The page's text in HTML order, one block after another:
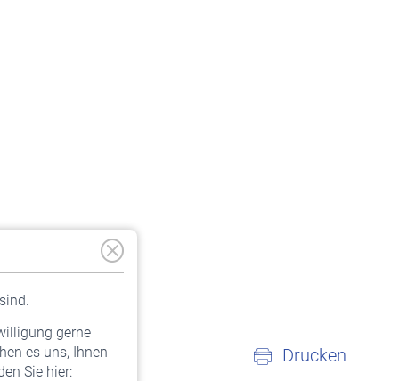
gerne
es uns, Ihnen
Sie hier:
Drucken